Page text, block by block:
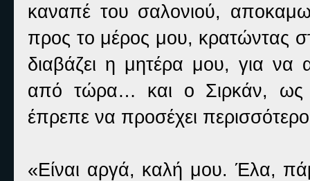
καναπέ του σαλονιού,
προς το μέρος μου, κρατώντας
διαβάζει η μητέρα μου, για
από τώρα… και ο Σιρκάν, ως
έπρεπε να προσέχει
«Είναι αργά, καλή μου. Έλα,